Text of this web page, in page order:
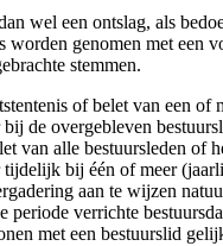
wel een ontslag, als
worden genomen met een
stemmen.
of belet van een of
bij de overgebleven
van alle bestuursleden of
tijdelijk bij één of meer
aan te wijzen
periode verrichte
met een bestuurslid